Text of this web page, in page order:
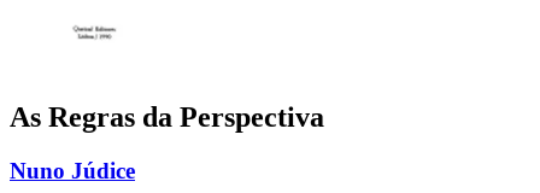
As Regras da Perspectiva
Nuno Júdice